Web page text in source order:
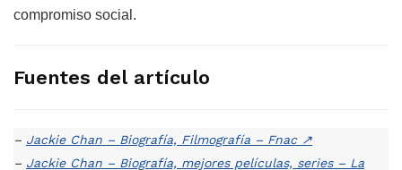
compromiso social.
Fuentes del artículo
– Jackie Chan – Biografía, Filmografía – Fnac ↗
– Jackie Chan – Biografía, mejores películas, series – La